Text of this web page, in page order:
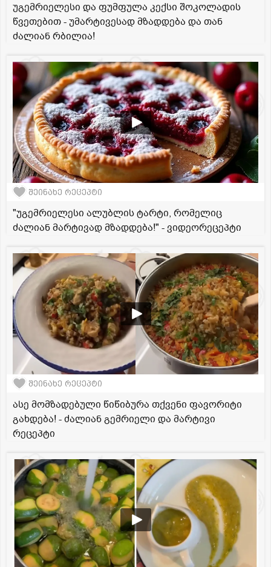
უგემრიელესი და ფუმფულა კექსი შოკოლადის
წვეთებით - უმარტივესად მზადდება და თან
ძალიან რბილია!
შეინახე რეცეპტი
"უგემრიელესი ალუბლის ტარტი, რომელიც
ძალიან მარტივად მზადდება!" - ვიდეორეცეპტი
შეინახე რეცეპტი
ასე მომზადებული წიწიბურა თქვენი ფავორიტი
გახდება! - ძალიან გემრიელი და მარტივი
რეცეპტი